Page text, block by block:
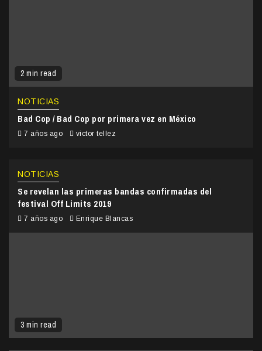
2 min read
NOTICIAS
Bad Cop / Bad Cop por primera vez en México
7 años ago victor tellez
3 min read
NOTICIAS
Se revelan las primeras bandas confirmadas del
festival Off Limits 2019
7 años ago Enrique Blancas